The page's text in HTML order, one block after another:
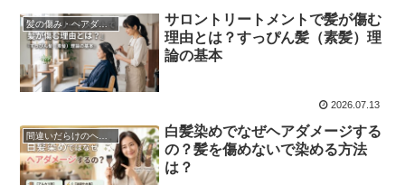
髪の傷み・ヘアダメージ
サロントリートメントで髪が傷む
理由とは？すっぴん髪（素髪）理
論の基本
2026.07.13
間違いだらけのヘアケア
白髪染めでなぜヘアダメージする
の？髪を傷めないで染める方法
は？